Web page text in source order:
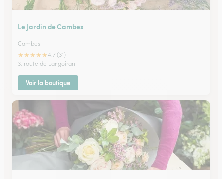
Le Jardin de Cambes
Cambes
★★★★★4.7 (31)
3, route de Langoiran
Voir la boutique